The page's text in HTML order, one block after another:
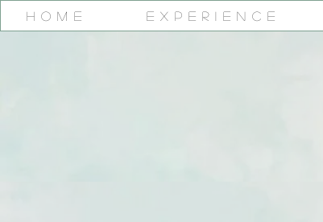
Home Experience